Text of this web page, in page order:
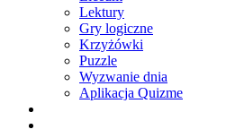
Lektury
Gry logiczne
Krzyżówki
Puzzle
Wyzwanie dnia
Aplikacja Quizme